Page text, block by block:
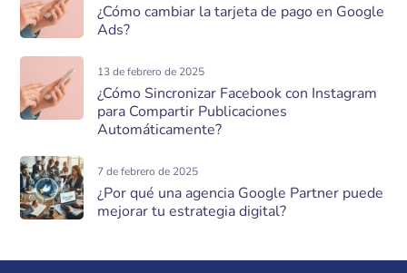
¿Cómo cambiar la tarjeta de pago en Google
Ads?
13 de febrero de 2025
¿Cómo Sincronizar Facebook con Instagram
para Compartir Publicaciones
Automáticamente?
7 de febrero de 2025
¿Por qué una agencia Google Partner puede
mejorar tu estrategia digital?